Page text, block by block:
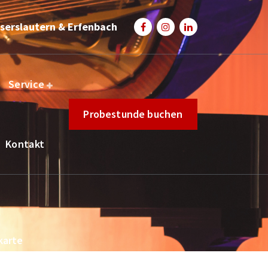
& Erfenbach
Service
Kontakt
Probestunde buchen